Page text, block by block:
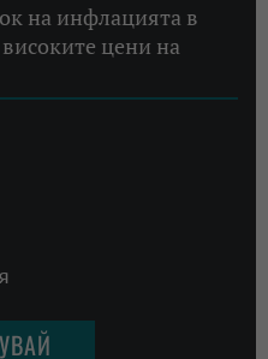
на инфлацията в
цени на